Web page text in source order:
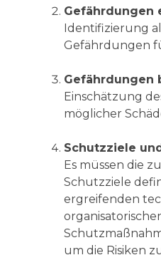
Gefährdungen
Identifizierung
Gefährdungen
Gefährdungen
Einschätzung
möglicher
Schutzziele
Es müssen die
Schutzziele
ergreifenden
um die Risiken